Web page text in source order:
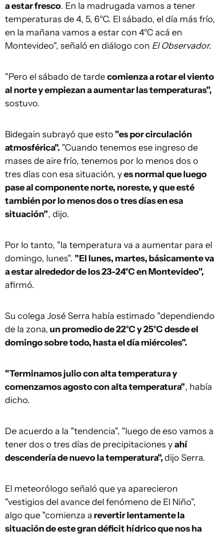
a estar fresco. En la madrugada vamos a tener
temperaturas de 4, 5, 6°C. El sábado, el día más frío,
en la mañana vamos a estar con 4°C acá en
Montevideo", señaló en diálogo con El Observador.
"Pero el sábado de tardecomienza a rotar el viento
al norte y empiezan a aumentar las temperaturas",
sostuvo.
Bidegain subrayó que esto "es por circulación
atmosférica". "Cuando tenemos ese ingreso de
mases de aire frío, tenemos por lo menos dos o
tres días con esa situación, yes normal que luego
pase al componente norte, noreste, y que esté
también por lo menos dos o tres días en esa
situación", dijo.
Por lo tanto, "la temperatura va a aumentar para el
domingo, lunes". "El lunes, martes, básicamente va
a estar alrededor de los 23-24°C en Montevideo",
afirmó.
Su colega José Serra había estimado "dependiendo
de la zona, un promedio de 22°C y 25°C desde el
domingo sobre todo, hasta el día miércoles".
"Terminamos julio con alta temperatura y
comenzamos agosto con alta temperatura", había
dicho.
De acuerdo a la "tendencia", "luego de eso vamos a
tener dos o tres días de precipitaciones yahí
descendería de nuevo la temperatura",dijo Serra.
El meteorólogo señaló que ya aparecieron
"vestigios del avance del fenómeno de El Niño",
algo que "comienza a revertir lentamente la
situación de este gran déficit hídrico que nos ha